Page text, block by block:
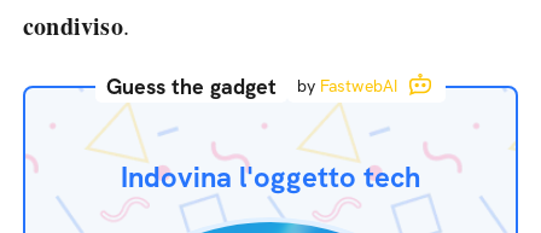
condiviso.
Guess the gadget by FastwebAI
Indovina l'oggetto tech